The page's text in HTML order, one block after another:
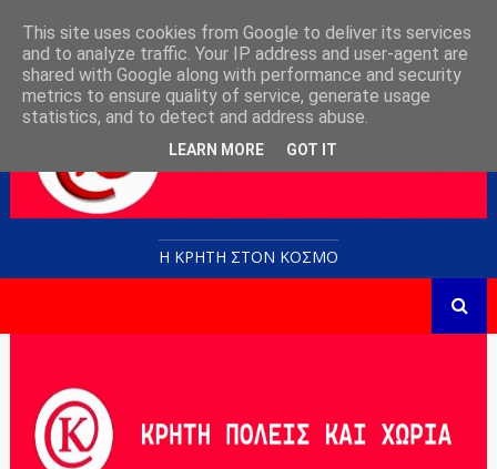
Η ΚΡΗΤΗ ΣΤΟN KOΣΜΟ
This site uses cookies from Google to deliver its services
and to analyze traffic. Your IP address and user-agent are
shared with Google along with performance and security
metrics to ensure quality of service, generate usage
statistics, and to detect and address abuse.
LEARN MORE GOT IT